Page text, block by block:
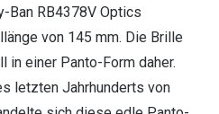
Ban RB4378V Optics
von 145 mm. Die Brille
einer Panto-Form daher.
letzten Jahrhunderts von